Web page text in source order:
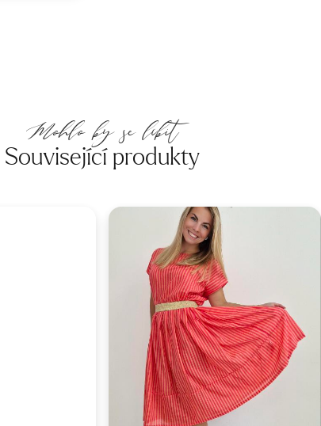
Mohlo by se líbit
Související produkty